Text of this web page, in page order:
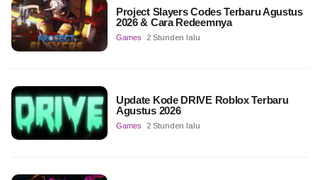
Project Slayers Codes Terbaru Agustus
2026 & Cara Redeemnya
Games 2 Stunden lalu
Update Kode DRIVE Roblox Terbaru
Agustus 2026
Games 2 Stunden lalu